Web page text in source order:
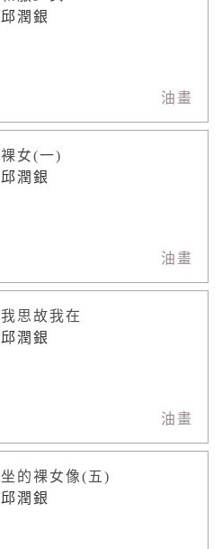
邱潤銀
油畫
裸女(一)
邱潤銀
油畫
我思故我在
邱潤銀
油畫
坐的裸女像(五)
邱潤銀